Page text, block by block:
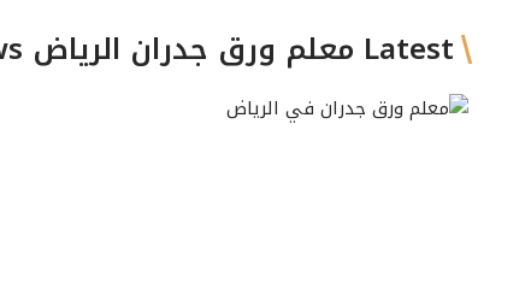
Latest معلم ورق جدران الرياض News